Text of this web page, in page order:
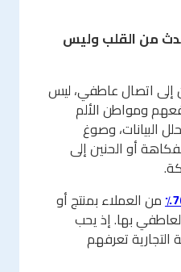
من القلب وليس
إلى اتصال عاطفي، ليس
ومواطن الألم
البيانات، وصوغ
أو الحنين إلى
من العملاء بمنتج أو
بها. إذ يحب
التجارية تعرفهم